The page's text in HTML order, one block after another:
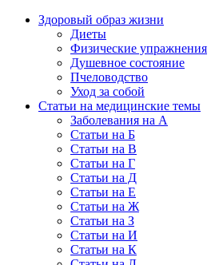
Здоровый образ жизни
Диеты
Физические упражнения
Душевное состояние
Пчеловодство
Уход за собой
Статьи на медицинские темы
Заболевания на А
Статьи на Б
Статьи на В
Статьи на Г
Статьи на Д
Статьи на Е
Статьи на Ж
Статьи на З
Статьи на И
Статьи на К